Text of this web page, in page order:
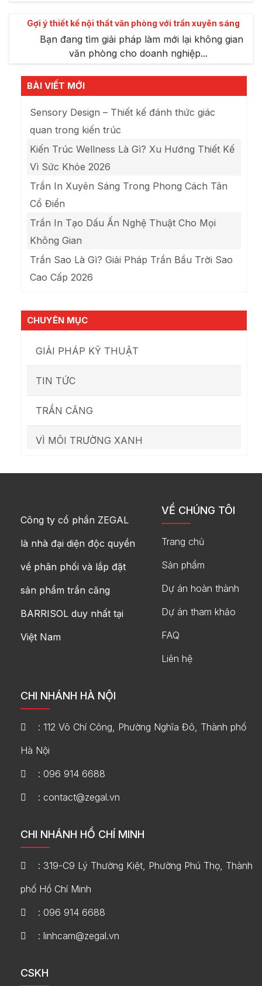
Gợi ý thiết kế nội thất văn phòng với trần xuyên sáng
Bạn đang tìm giải pháp làm mới lại không gian
văn phòng cho doanh nghiệp...
BÀI VIẾT MỚI
Sensory Design – Thiết kế đánh thức giác
quan trong kiến trúc
Kiến Trúc Wellness Là Gì? Xu Hướng Thiết Kế
Vì Sức Khỏe 2026
Trần In Xuyên Sáng Trong Phong Cách Tân
Cổ Điển
Trần In Tạo Dấu Ấn Nghệ Thuật Cho Mọi
Không Gian
Trần Sao Là Gì? Giải Pháp Trần Bầu Trời Sao
Cao Cấp 2026
CHUYÊN MỤC
GIẢI PHÁP KỸ THUẬT
TIN TỨC
TRẦN CĂNG
VÌ MÔI TRƯỜNG XANH
Công ty cổ phần ZEGAL
là nhà đại diện độc quyền
về phân phối và lắp đặt
sản phẩm trần căng
BARRISOL duy nhất tại
Việt Nam
VỀ CHÚNG TÔI
Trang chủ
Sản phẩm
Dự án hoàn thành
Dự án tham khảo
FAQ
Liên hệ
CHI NHÁNH HÀ NỘI
: 112 Võ Chí Công, Phường Nghĩa Đô, Thành phố
Hà Nội
: 096 914 6688
: contact@zegal.vn
CHI NHÁNH HỒ CHÍ MINH
: 319-C9 Lý Thường Kiệt, Phường Phú Thọ, Thành
phố Hồ Chí Minh
: 096 914 6688
: linhcam@zegal.vn
CSKH